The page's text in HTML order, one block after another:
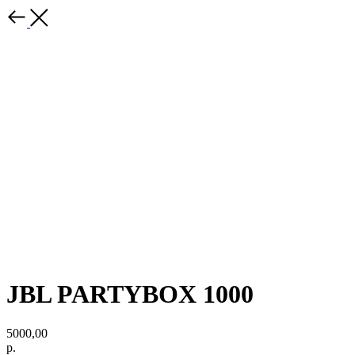
JBL PARTYBOX 1000
5000,00
р.